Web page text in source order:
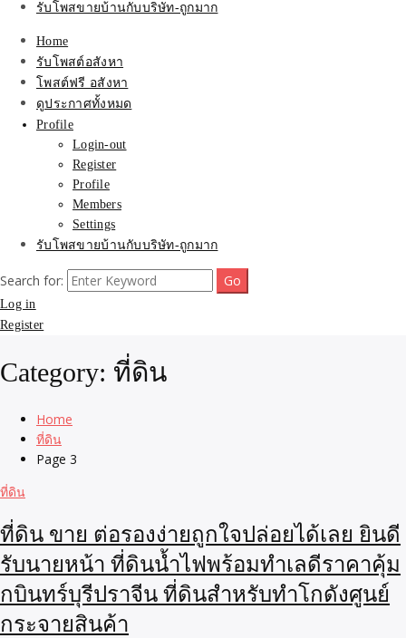
รับโพสขายบ้านกับบริษัท-ถูกมาก
Home
รับโพสต์อสังหา
โพสต์ฟรี อสังหา
ดูประกาศทั้งหมด
Profile
Login-out
Register
Profile
Members
Settings
รับโพสขายบ้านกับบริษัท-ถูกมาก
Search for:
Log in
Register
Category: ที่ดิน
Home
ที่ดิน
Page 3
ที่ดิน
ที่ดิน ขาย ต่อรองง่ายถูกใจปล่อยได้เลย ยินดี
รับนายหน้า ที่ดินน้ำไฟพร้อมทำเลดีราคาคุ้ม
กบินทร์บุรีปราจีน ที่ดินสำหรับทำโกดังศูนย์
กระจายสินค้า